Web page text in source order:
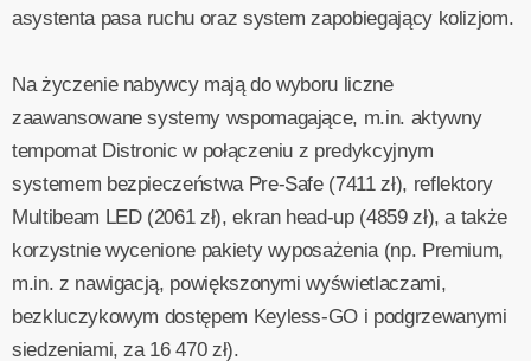
asystenta pasa ruchu oraz system zapobiegający kolizjom.
Na życzenie nabywcy mają do wyboru liczne
zaawansowane systemy wspomagające, m.in. aktywny
tempomat Distronic w połączeniu z predykcyjnym
systemem bezpieczeństwa Pre-Safe (7411 zł), reflektory
Multibeam LED (2061 zł), ekran head-up (4859 zł), a także
korzystnie wycenione pakiety wyposażenia (np. Premium,
m.in. z nawigacją, powiększonymi wyświetlaczami,
bezkluczykowym dostępem Keyless-GO i podgrzewanymi
siedzeniami, za 16 470 zł).